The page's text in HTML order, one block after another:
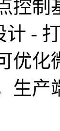
控制
计 -
优化
生产